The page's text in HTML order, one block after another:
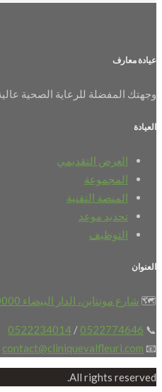
عيادة معارف
وجهتك المفضلة للرعاية الصحية
العيادة
العرض التقديمي
المجموعة
المنصة التقنية
تحديد موعد
التوظيف
العنوان
🗺️ شارع مونتاين، الدار البيضاء 20000
📞
0522774646
/
0522234014
📧
contact@cliniquevalfleuri.com
All rights reserved.